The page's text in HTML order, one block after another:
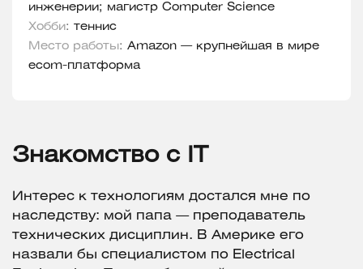
инженерии; магистр Computer Science
Хобби: теннис
Место работы: Amazon — крупнейшая в мире
ecom-платформа
Знакомство с IT
Интерес к технологиям достался мне по
наследству: мой папа — преподаватель
технических дисциплин. В Америке его
назвали бы специалистом по Electrical